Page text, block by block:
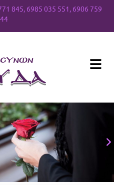
845, 6985 035 551 , 6906 759